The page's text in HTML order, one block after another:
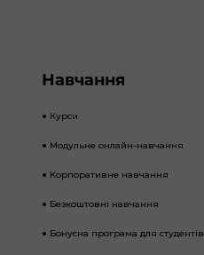
Навчання
● Курси
● Модульне онлайн-навчання
● Корпоративне навчання
● Безкоштовні навчання
● Бонусна програма для студентів